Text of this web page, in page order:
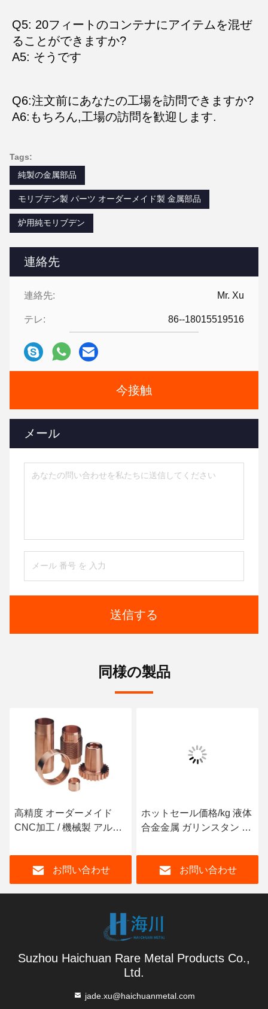
連絡先
連絡先: Mr. Xu
テレ: 86--18015519516
今接触
メール
送信する
Q5: 20フィートのコンテナにアイテムを混ぜ
ることができますか?
A5: そうです
Q6:注文前にあなたの工場を訪問できますか?
A6:もちろん,工場の訪問を歓迎します.
Tags:
純製の金属部品
モリブデン製 パーツ オーダーメイド製 金属部品
炉用純モリブデン
同様の製品
ホットセール価格/kg 液体
合金金属 ガリンスタン イ
ディアムバーインゴット
お問い合わせ
蒸発チタンペレット パー
ツ 99.99% メタルチチタ
ィング
お問い合わせ
Suzhou Haichuan Rare Metal Products Co.,
Ltd.
jade.xu@haichuanmetal.com